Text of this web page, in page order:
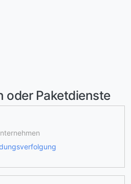
oder Paketdienste